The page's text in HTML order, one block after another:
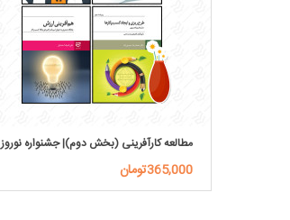
مطالعه کارآفرینی (بخش دوم)| جشنواره نوروز
365,000تومان